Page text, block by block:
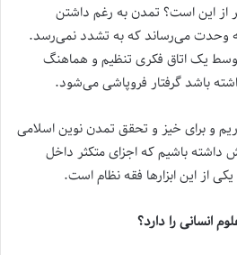
این است؟ تمدن به رغم داشتن
به وحدت می‌رساند که به تشدد نمی‌رسد.
یک اتاق فکری تنظیم و هماهنگ
باشد گرفتار فروپاشی می‌شود.
و برای خیز و تحقق تمدن نوین اسلامی
داشته باشیم که اجزای متکثر داخل
از این ابزارها فقه نظام است.